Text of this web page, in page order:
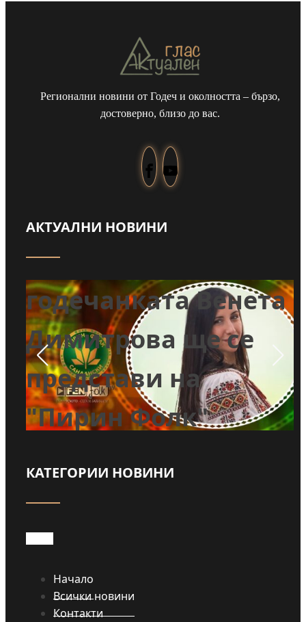
Регионални новини от Годеч и околността – бързо,
достоверно, близо до вас.
АКТУАЛНИ НОВИНИ
Чуйте част от
песента, с която
годечанката Венета
Димитрова ще се
представи на
"Пирин Фолк"
КАТЕГОРИИ НОВИНИ
Начало
Всички новини
Контакти